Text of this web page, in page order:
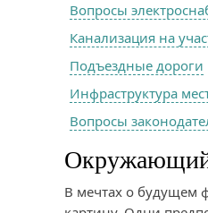
Вопросы
Канализация на
Подъездные дороги
Инфраструктура
Вопросы
В мечтах о будущем